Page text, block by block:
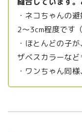
・ネコちゃんの
2～3cm程度です
・ほとんどの子
ザベスカラーなど
・ワンちゃん同